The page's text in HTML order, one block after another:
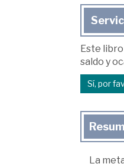
Este
saldo y
Sí, por
La